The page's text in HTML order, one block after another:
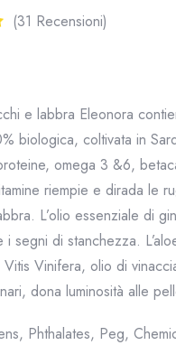
(31 Recensioni)
e labbra Eleonora
biologica, coltivata in
omega 3 &6,
riempie e dirada le
L’olio essenziale di
segni di stanchezza.
Vinifera, olio di
dona luminosità alle
Phthalates, Peg,